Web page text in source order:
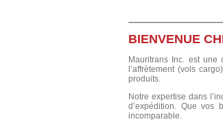
BIENVENUE
Mauritrans Inc. est
l’affrètement (vols
produits.
Notre expertise dans
d’expédition. Que
incomparable.